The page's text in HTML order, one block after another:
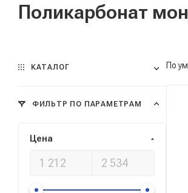
Поликарбонат
По
КАТАЛОГ
ФИЛЬТР ПО ПАРАМЕТРАМ
Цена